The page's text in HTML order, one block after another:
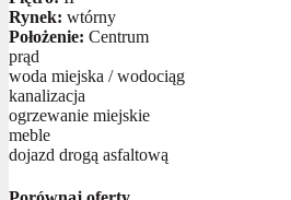
Rynek: wtórny
Położenie: Centrum
prąd
woda miejska / wodociąg
kanalizacja
ogrzewanie miejskie
meble
dojazd drogą asfaltową